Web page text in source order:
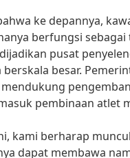
ke depannya,
berfungsi
pusat
besar.
pembinaan atlet
kami berharap
dapat membawa